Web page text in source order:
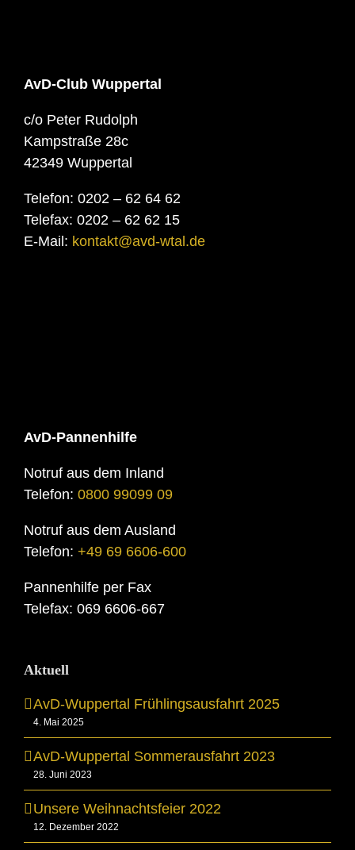
AvD-Club Wuppertal
c/o Peter Rudolph
Kampstraße 28c
42349 Wuppertal
Telefon: 0202 – 62 64 62
Telefax: 0202 – 62 62 15
E-Mail: kontakt@avd-wtal.de
AvD-Pannenhilfe
Notruf aus dem Inland
Telefon: 0800 99099 09
Notruf aus dem Ausland
Telefon: +49 69 6606-600
Pannenhilfe per Fax
Telefax: 069 6606-667
Aktuell
AvD-Wuppertal Frühlingsausfahrt 2025
4. Mai 2025
AvD-Wuppertal Sommerausfahrt 2023
28. Juni 2023
Unsere Weihnachtsfeier 2022
12. Dezember 2022